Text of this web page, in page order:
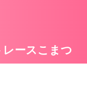
ースこまつ